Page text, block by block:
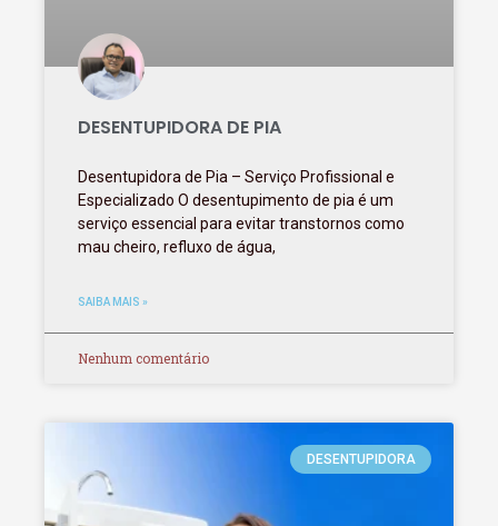
DESENTUPIDORA DE PIA
Desentupidora de Pia – Serviço Profissional e
Especializado O desentupimento de pia é um
serviço essencial para evitar transtornos como
mau cheiro, refluxo de água,
SAIBA MAIS »
Nenhum comentário
DESENTUPIDORA